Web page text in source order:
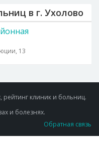
в г. Ухолово
13
рейтинг клиник и больниц.
и болезнях.
Обратная связь